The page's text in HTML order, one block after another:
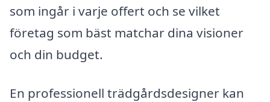
som ingår i varje offert och se vilket
företag som bäst matchar dina visioner
och din budget.
En professionell trädgårdsdesigner kan